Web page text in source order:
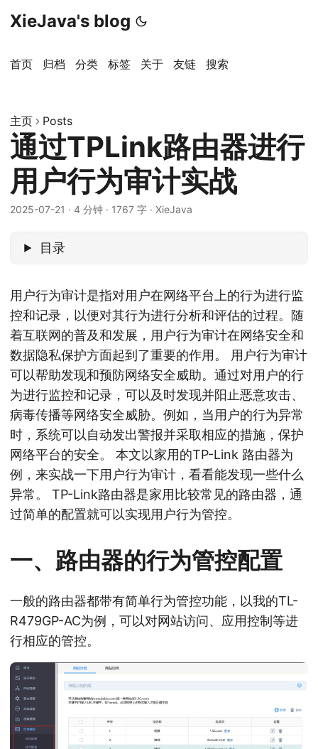
XieJava's blog
首页 归档 分类 标签 关于 友链 搜索
主页 Posts
通过TPLink路由器进行
用户行为审计实战
2025-07-21 · 4 分钟 · 1767 字 · XieJava
目录
用户行为审计是指对用户在网络平台上的行为进行监
控和记录，以便对其行为进行分析和评估的过程。随
着互联网的普及和发展，用户行为审计在网络安全和
数据隐私保护方面起到了重要的作用。 用户行为审计
可以帮助发现和预防网络安全威助。通过对用户的行
为进行监控和记录，可以及时发现并阳止恶意攻击、
病毒传播等网络安全威胁。例如，当用户的行为异常
时，系统可以自动发出警报并采取相应的措施，保护
网络平台的安全。 本文以家用的TP-Link 路由器为
例，来实战一下用户行为审计，看看能发现一些什么
异常。 TP-Link路由器是家用比较常见的路由器，通
过简单的配置就可以实现用户行为管控。
一、路由器的行为管控配置
一般的路由器都带有简单行为管控功能，以我的TL-
R479GP-AC为例，可以对网站访问、应用控制等进
行相应的管控。